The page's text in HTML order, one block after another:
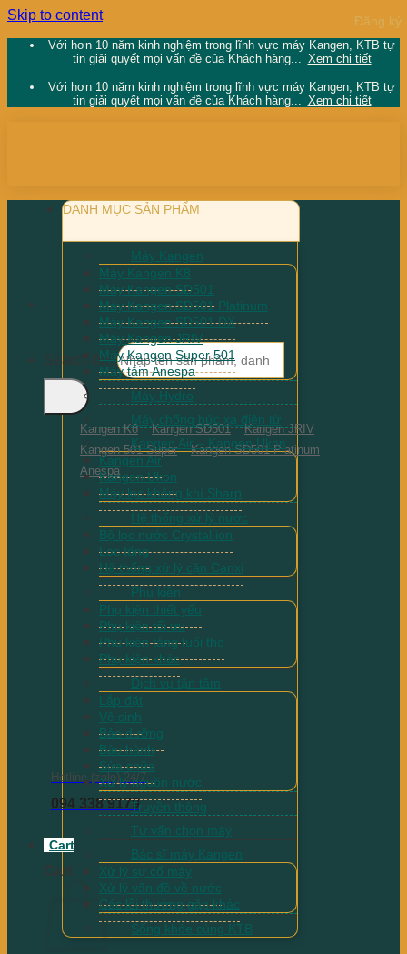
Skip to content
Với hơn 10 năm kinh nghiệm trong lĩnh vực máy Kangen, KTB tự
tin giải quyết mọi vấn đề của Khách hàng... Xem chi tiết
Với hơn 10 năm kinh nghiệm trong lĩnh vực máy Kangen, KTB tự
tin giải quyết mọi vấn đề của Khách hàng... Xem chi tiết
Search for:
Kangen K8 Kangen SD501
Kangen JRIV
Kangen 501 Super
Kangen SD501 Platinum
Anespa
Hotline (zalo) 24/7
094 338 9179
Cart
Cart
DANH MỤC SẢN PHẨM
Máy Kangen
Máy Kangen K8
Máy Kangen SD501
Máy Kangen SD501 Platinum
Máy Kangen SD501 DX
Máy Kangen JRIV
Máy Kangen Super 501
Máy tắm Anespa
Máy Hydro
Máy chống bức xạ điện từ
Kangen Air – Kangen Ukon
Kangen Air
Kangen Ukon
Máy lọc không khí Sharp
Hệ thống xử lý nước
Bộ lọc nước Crystal ion
Lọc tổng
Hệ thống xử lý cặn Canxi
Phụ kiện
Phụ kiện thiết yếu
Phụ kiện tối ưu
Phụ kiện tăng tuổi thọ
Phụ kiện khác
Dịch vụ tận tâm
Lắp đặt
Vệ sinh
Bảo dưỡng
Bảo hành
Sửa chữa
Xử lý nguồn nước
Truyền thông
Tư vấn chọn máy
Bác sĩ máy Kangen
Xử lý sự cố máy
Xử lý vấn đề về nước
Các lỗi thường gặp khác
Sống khỏe cùng KTB